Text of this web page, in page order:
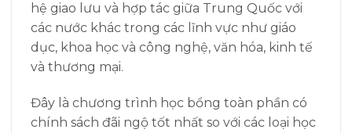
hệ giao lưu và hợp tác giữa Trung Quốc với
các nước khác trong các lĩnh vực như giáo
dục, khoa học và công nghệ, văn hóa, kinh tế
và thương mại.
Đây là chương trình học bổng toàn phần có
chính sách đãi ngộ tốt nhất so với các loại học